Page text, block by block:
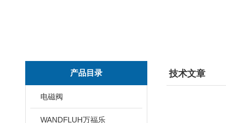
产品目录
电磁阀
WANDFLUH万福乐
技术文章